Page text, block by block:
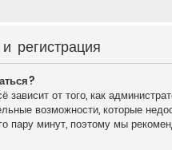
регистрация
зависит от того, как
возможности, которые
пару минут, поэтому мы